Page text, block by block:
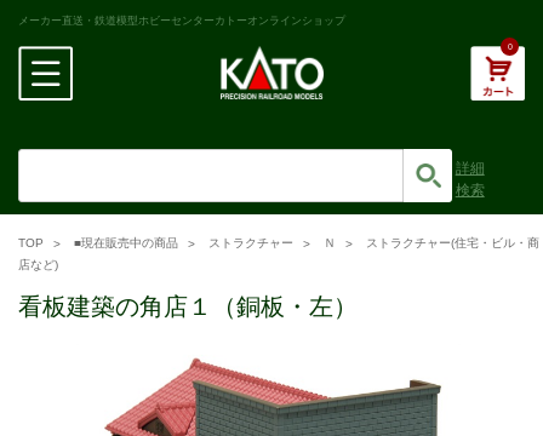
メーカー直送・鉄道模型ホビーセンターカトーオンラインショップ
0
詳細
検索
TOP ■現在販売中の商品 ストラクチャー Ｎ
ストラクチャー(住宅・ビル・商
店など)
看板建築の角店１（銅板・左）